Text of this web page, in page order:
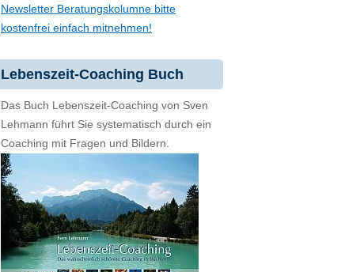
Newsletter Beratungskolumne bitte
kostenfrei einfach mitnehmen!
Lebenszeit-Coaching Buch
Das Buch Lebenszeit-Coaching von Sven
Lehmann führt Sie systematisch durch ein
Coaching mit Fragen und Bildern.